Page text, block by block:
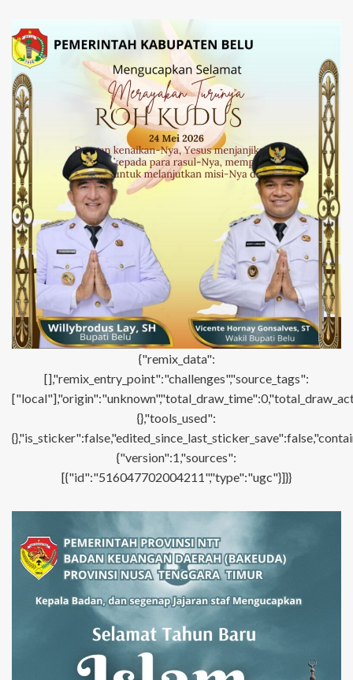
{"remix_data":
[],"remix_entry_point":"challenges","source_tags":
{},"tools_used":
{"version":1,"sources":
[{"id":"516047702004211","type":"ugc"}]}}